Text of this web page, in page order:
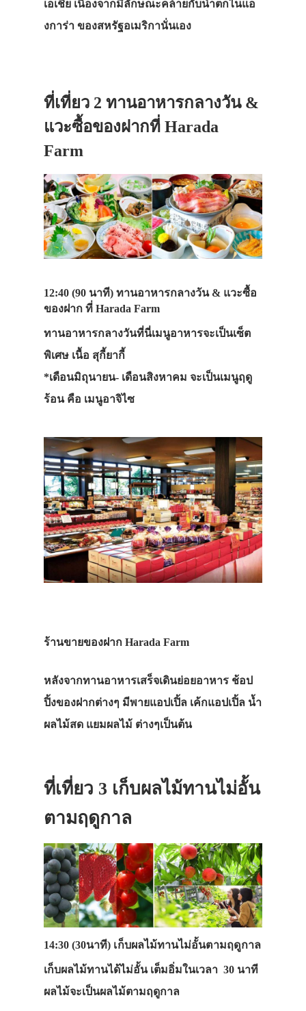
เอเชีย เนื่องจากมีลักษณะคล้ายกับน้ำตกไนแอ
งการ่า ของสหรัฐอเมริกานั่นเอง
ที่เที่ยว 2 ทานอาหารกลางวัน &
แวะซื้อของฝากที่ Harada
Farm
12:40 (90 นาที) ทานอาหารกลางวัน & แวะซื้อ
ของฝาก ที่ Harada Farm
ทานอาหารกลางวันที่นี่เมนูอาหารจะเป็นเซ็ต
พิเศษ เนื้อ สุกี้ยากี้
*เดือนมิถุนายน- เดือนสิงหาคม จะเป็นเมนูฤดู
ร้อน คือ เมนูอาจิไซ
ร้านขายของฝาก Harada Farm
หลังจากทานอาหารเสร็จเดินย่อยอาหาร ช้อป
ปิ้งของฝากต่างๆ มีพายแอปเปิ้ล เค้กแอปเปิ้ล น้ำ
ผลไม้สด แยมผลไม้ ต่างๆเป็นต้น
ที่เที่ยว 3 เก็บผลไม้ทานไม่อั้น
ตามฤดูกาล
14:30 (30นาที) เก็บผลไม้ทานไม่อั้นตามฤดูกาล
เก็บผลไม้ทานได้ไม่อั้นเต็มอิ่มในเวลา 30 นาที
ผลไม้จะเป็นผลไม้ตามฤดูกาล
ที่พัก
ภาพประทับใจ